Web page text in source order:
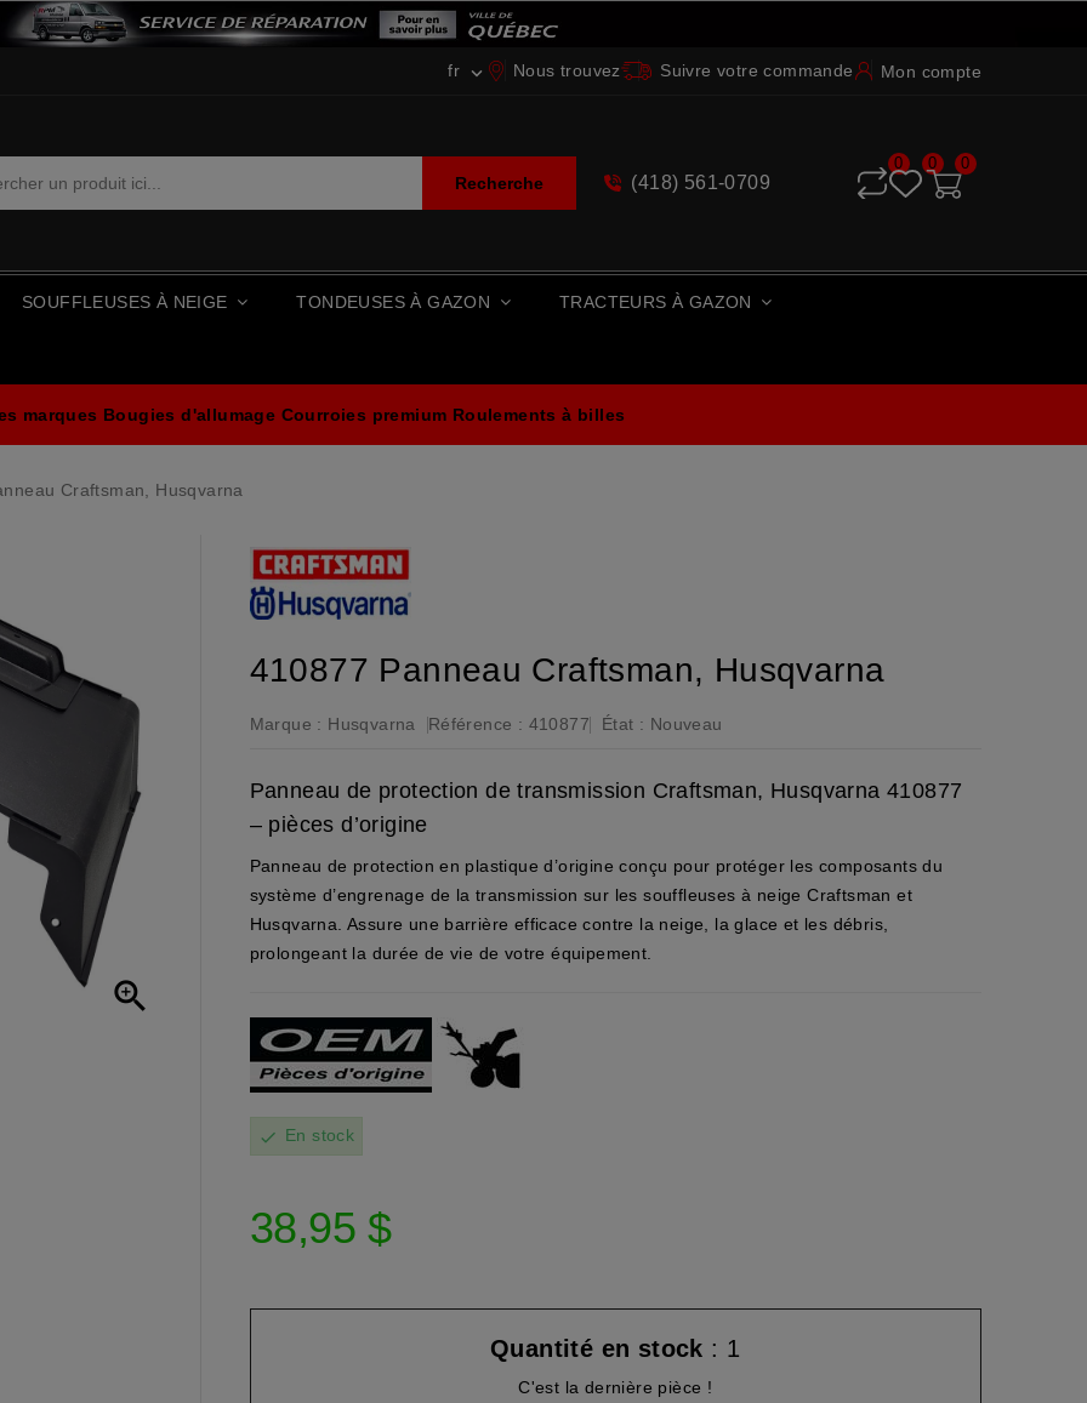
fr  Nous trouvez Suivre votre commande Mon compte
Recherche (418) 561-0709
0 0 0
SOUFFLEUSES À NEIGE TONDEUSES À GAZON TRACTEURS À GAZON
marques Bougies d'allumage Courroies premium Roulements à billes
Craftsman, Husqvarna

410877 Panneau Craftsman, Husqvarna
Marque : Husqvarna Référence : 410877 État : Nouveau
Panneau de protection de transmission Craftsman, Husqvarna 410877
– pièces d’origine
Panneau de protection en plastique d’origine conçu pour protéger les composants du
système d’engrenage de la transmission sur les souffleuses à neige Craftsman et
Husqvarna. Assure une barrière efficace contre la neige, la glace et les débris,
prolongeant la durée de vie de votre équipement.
check En stock
38,95 $
Quantité en stock : 1
C'est la dernière pièce !